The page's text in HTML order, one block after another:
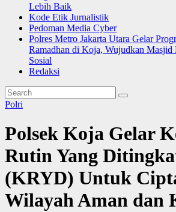
Lebih Baik
Kode Etik Jurnalistik
Pedoman Media Cyber
Polres Metro Jakarta Utara Gelar
Ramadhan di Koja, Wujudkan Masjid
Sosial
Redaksi
Polri
Polsek Koja Gelar
Rutin Yang
(KRYD) Untuk
Wilayah Aman dan